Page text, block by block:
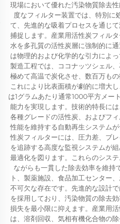
現場において優れた汚染物質除去
度なフィルター装置では、特別に
て、先進的な吸着プロセスを通じ
捕捉します。産業用活性炭フィル
水を多孔質の活性炭層に強制的に
は物理的および化学的な引力によ
製造工程では、ココナッツシェル
極めて高温で炭化させ、数百万も
これにより比表面積が劇的に増大
は1グラムあたり通常1000平方メー
能力を実現します。技術的特長に
各種グレードの活性炭、およびフ
性能を維持する自動再生システム
性炭フィルターには、圧力差、ブ
を追跡する高度な監視システムが
最適化を図ります。これらのシス
ながらも一貫した除去効率を維持
ト、製薬施設、食品加工センター
不可欠な存在です。先進的な設計
を採用しており、汚染物質の除去
損失を最小限に抑えます。産業用
は、溶剤回収、気相有機化合物の